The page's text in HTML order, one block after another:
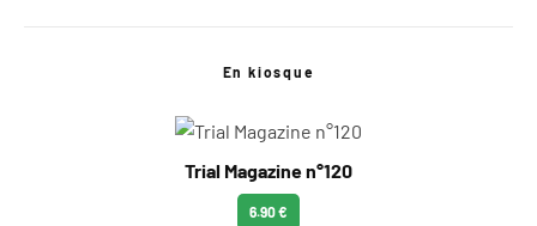
En kiosque
Trial Magazine n°120
6.90 €